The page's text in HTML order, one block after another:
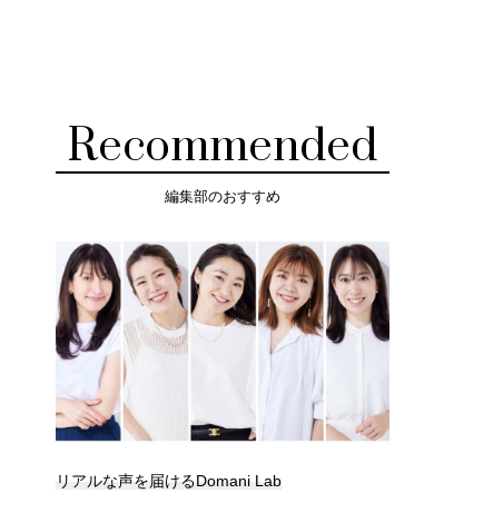
Recommended
編集部のおすすめ
リアルな声を届けるDomani Lab